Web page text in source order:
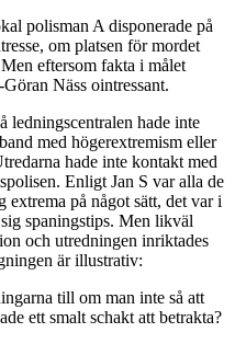
polisman A disponerade på
om platsen för mordet
eftersom fakta i målet
Näss ointressant.
ledningscentralen hade inte
med högerextremism eller
hade inte kontakt med
Enligt Jan S var alla de
extrema på något sätt, det var i
spaningstips. Men likväl
och utredningen inriktades
är illustrativ:
till om man inte så att
ett smalt schakt att betrakta?